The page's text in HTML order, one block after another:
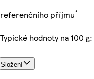
referenčního příjmu*
Typické hodnoty na 100
Složení